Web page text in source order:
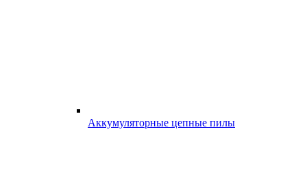
Аккумуляторные цепные пилы